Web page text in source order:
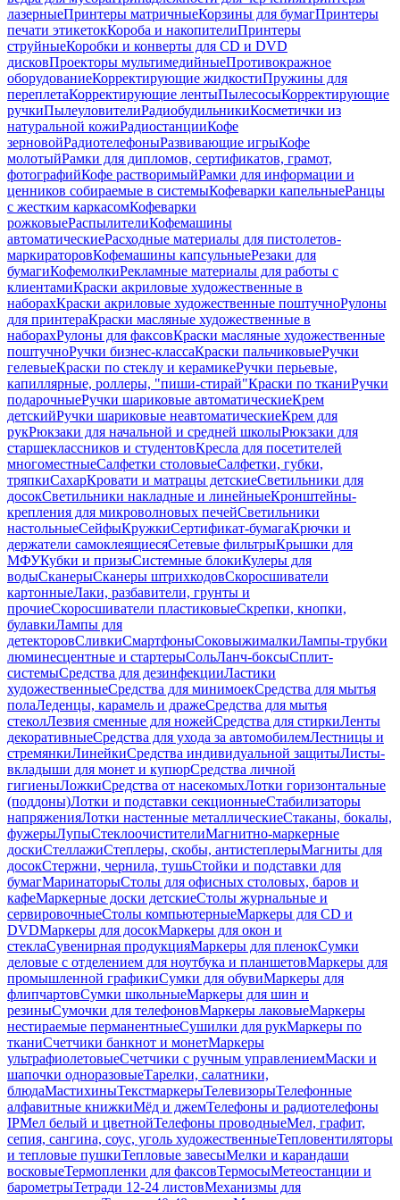
лазерныеПринтеры матричныеКорзины для бумагПринтеры
печати этикетокКороба и накопителиПринтеры
струйныеКоробки и конверты для CD и DVD
дисковПроекторы мультимедийныеПротивокражное
оборудованиеКорректирующие жидкостиПружины для
переплетаКорректирующие лентыПылесосыКорректирующие
ручкиПылеуловителиРадиобудильникиКосметички из
натуральной кожиРадиостанцииКофе
зерновойРадиотелефоныРазвивающие игрыКофе
молотыйРамки для дипломов, сертификатов, грамот,
фотографийКофе растворимыйРамки для информации и
ценников собираемые в системыКофеварки капельныеРанцы
с жестким каркасомКофеварки
рожковыеРаспылителиКофемашины
автоматическиеРасходные материалы для пистолетов-
маркираторовКофемашины капсульныеРезаки для
бумагиКофемолкиРекламные материалы для работы с
клиентамиКраски акриловые художественные в
наборахКраски акриловые художественные поштучноРулоны
для принтераКраски масляные художественные в
наборахРулоны для факсовКраски масляные художественные
поштучноРучки бизнес-классаКраски пальчиковыеРучки
гелевыеКраски по стеклу и керамикеРучки перьевые,
капиллярные, роллеры, "пиши-стирай"Краски по тканиРучки
подарочныеРучки шариковые автоматическиеКрем
детскийРучки шариковые неавтоматическиеКрем для
рукРюкзаки для начальной и средней школыРюкзаки для
старшеклассников и студентовКресла для посетителей
многоместныеСалфетки столовыеСалфетки, губки,
тряпкиСахарКровати и матрацы детскиеСветильники для
досокСветильники накладные и линейныеКронштейны-
крепления для микроволновых печейСветильники
настольныеСейфыКружкиСертификат-бумагаКрючки и
держатели самоклеящиесяСетевые фильтрыКрышки для
МФУКубки и призыСистемные блокиКулеры для
водыСканерыСканеры штрихкодовСкоросшиватели
картонныеЛаки, разбавители, грунты и
прочиеСкоросшиватели пластиковыеСкрепки, кнопки,
булавкиЛампы для
детекторовСливкиСмартфоныСоковыжималкиЛампы-трубки
люминесцентные и стартерыСольЛанч-боксыСплит-
системыСредства для дезинфекцииЛастики
художественныеСредства для минимоекСредства для мытья
полаЛеденцы, карамель и дражеСредства для мытья
стеколЛезвия сменные для ножейСредства для стиркиЛенты
декоративныеСредства для ухода за автомобилемЛестницы и
стремянкиЛинейкиСредства индивидуальной защитыЛисты-
вкладыши для монет и купюрСредства личной
гигиеныЛожкиСредства от насекомыхЛотки горизонтальные
(поддоны)Лотки и подставки секционныеСтабилизаторы
напряженияЛотки настенные металлическиеСтаканы, бокалы,
фужерыЛупыСтеклоочистителиМагнитно-маркерные
доскиСтеллажиСтеплеры, скобы, антистеплерыМагниты для
досокСтержни, чернила, тушьСтойки и подставки для
бумагМаринаторыСтолы для офисных столовых, баров и
кафеМаркерные доски детскиеСтолы журнальные и
сервировочныеСтолы компьютерныеМаркеры для CD и
DVDМаркеры для досокМаркеры для окон и
стеклаСувенирная продукцияМаркеры для пленокСумки
деловые с отделением для ноутбука и планшетовМаркеры для
промышленной графикиСумки для обувиМаркеры для
флипчартовСумки школьныеМаркеры для шин и
резиныСумочки для телефоновМаркеры лаковыеМаркеры
нестираемые перманентныеСушилки для рукМаркеры по
тканиСчетчики банкнот и монетМаркеры
ультрафиолетовыеСчетчики с ручным управлениемМаски и
шапочки одноразовыеТарелки, салатники,
блюдаМастихиныТекстмаркерыТелевизорыТелефонные
алфавитные книжкиМёд и джемТелефоны и радиотелефоны
IPМел белый и цветнойТелефоны проводныеМел, графит,
сепия, сангина, соус, уголь художественныеТепловентиляторы
и тепловые пушкиТепловые завесыМелки и карандаши
восковыеТермопленки для факсовТермосыМетеостанции и
барометрыТетради 12-24 листовМеханизмы для